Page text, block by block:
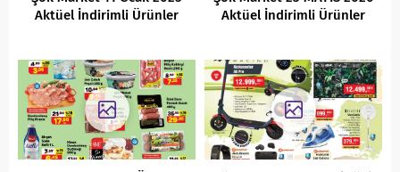
Aktüel İndirimli Ürünler
Aktüel İndirimli Ürünler